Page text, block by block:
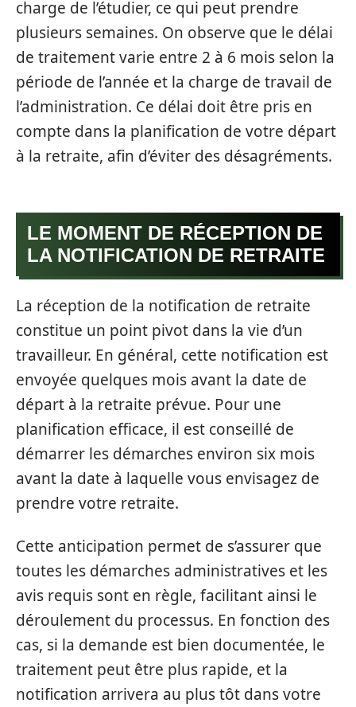
charge de l’étudier, ce qui peut prendre
plusieurs semaines. On observe que le délai
de traitement varie entre 2 à 6 mois selon la
période de l’année et la charge de travail de
l’administration. Ce délai doit être pris en
compte dans la planification de votre départ
à la retraite, afin d’éviter des désagréments.
LE MOMENT DE RÉCEPTION DE
LA NOTIFICATION DE RETRAITE
La réception de la notification de retraite
constitue un point pivot dans la vie d’un
travailleur. En général, cette notification est
envoyée quelques mois avant la date de
départ à la retraite prévue. Pour une
planification efficace, il est conseillé de
démarrer les démarches environ six mois
avant la date à laquelle vous envisagez de
prendre votre retraite.
Cette anticipation permet de s’assurer que
toutes les démarches administratives et les
avis requis sont en règle, facilitant ainsi le
déroulement du processus. En fonction des
cas, si la demande est bien documentée, le
traitement peut être plus rapide, et la
notification arrivera au plus tôt dans votre